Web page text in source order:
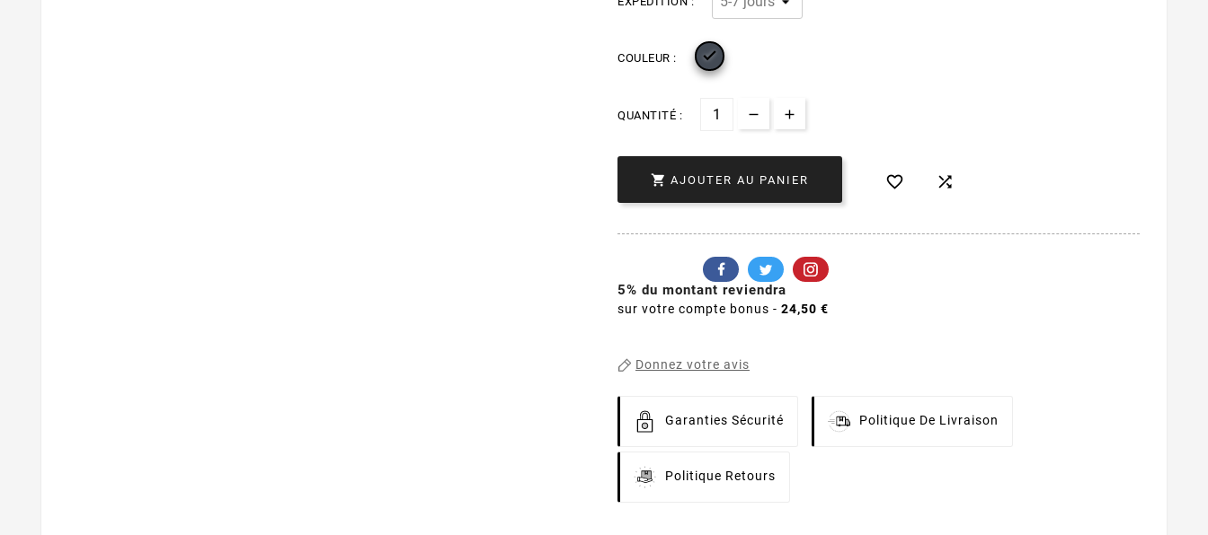
COULEUR : 
QUANTITÉ :
 AJOUTER AU PANIER  
5% du montant reviendra
sur votre compte bonus - 24,50 €
Donnez votre avis
Garanties Sécurité Politique De Livraison
Politique Retours